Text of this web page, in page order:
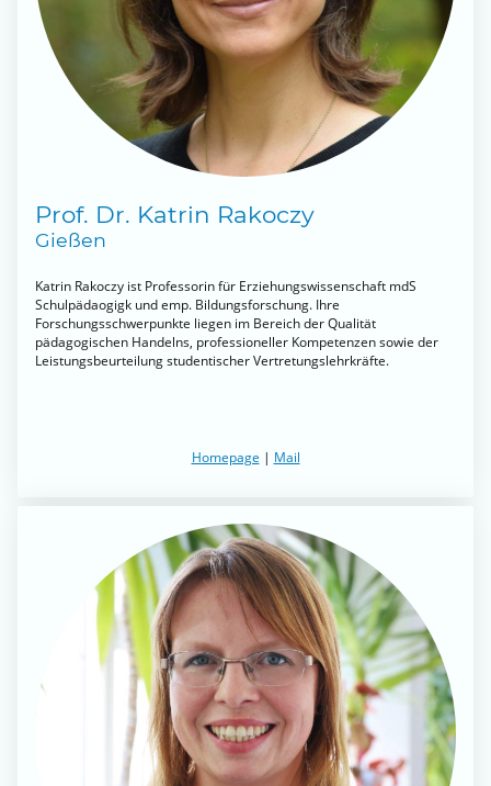
Prof. Dr. Katrin Rakoczy
Gießen
Katrin Rakoczy ist Professorin für Erziehungswissenschaft mdS
Schulpädaogigk und emp. Bildungsforschung. Ihre
Forschungsschwerpunkte liegen im Bereich der Qualität
pädagogischen Handelns, professioneller Kompetenzen sowie der
Leistungsbeurteilung studentischer Vertretungslehrkräfte.
Homepage | Mail